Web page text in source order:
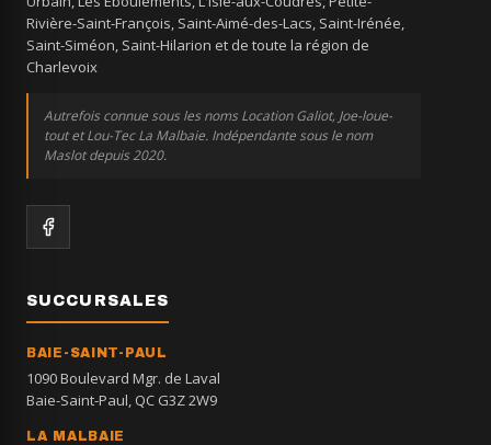
Rivière-Saint-François, Saint-Aimé-des-Lacs, Saint-Irénée,
Saint-Siméon, Saint-Hilarion et de toute la région de
Charlevoix
Autrefois connue sous les noms Location Galiot, Joe-loue-
tout et Lou-Tec La Malbaie. Indépendante sous le nom
Maslot depuis 2020.
SUCCURSALES
BAIE-SAINT-PAUL
1090 Boulevard Mgr. de Laval
Baie-Saint-Paul, QC G3Z 2W9
LA MALBAIE